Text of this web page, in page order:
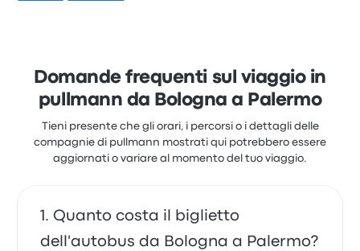
per questo viaggio partono da 57 €
Itabus Bologna Palermo recensioni
recenti dei clienti
Autisti bravi e responsabili
4.0 su 5 stelle
Francesco G.
4 agosto 2023
Domande frequenti sul viaggio in
pullmann da Bologna a Palermo
Tieni presente che gli orari, i percorsi o i dettagli delle
compagnie di pullmann mostrati qui potrebbero essere
aggiornati o variare al momento del tuo viaggio.
Quanto costa il biglietto
dell'autobus da Bologna a Palermo?